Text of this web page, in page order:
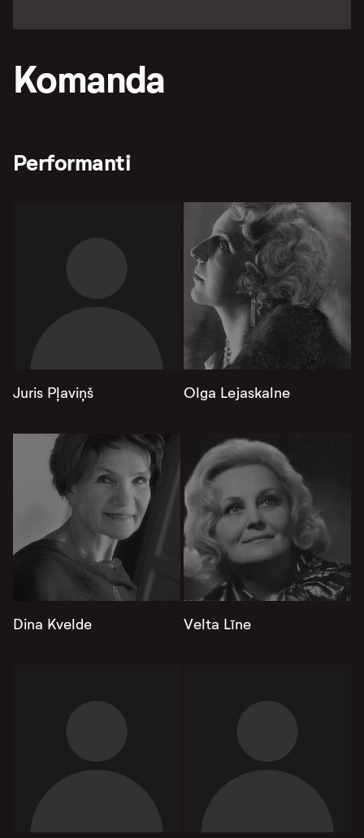
Komanda
Performanti
Juris Pļaviņš Olga Lejaskalne
Dina Kvelde Velta Līne